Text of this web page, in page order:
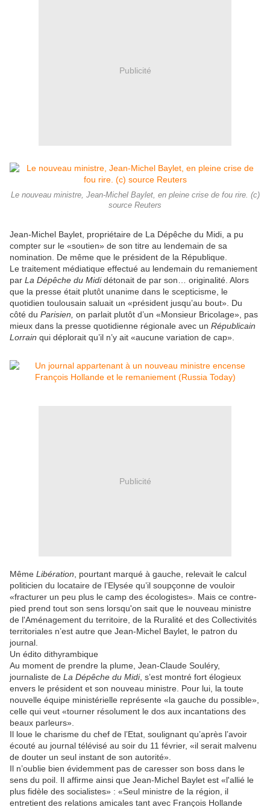
Publicité
Le nouveau ministre, Jean-Michel Baylet, en pleine crise de fou rire. (c)
source Reuters
Jean-Michel Baylet, propriétaire de La Dépêche du Midi, a pu
compter sur le «soutien» de son titre au lendemain de sa
nomination. De même que le président de la République.
Le traitement médiatique effectué au lendemain du remaniement
par La Dépêche du Mididétonait de par son… originalité. Alors
que la presse était plutôt unanime dans le scepticisme, le
quotidien toulousain saluait un «président jusqu’au bout». Du
côté du Parisien, on parlait plutôt d’un «Monsieur Bricolage», pas
mieux dans la presse quotidienne régionale avec un Républicain
Lorrain qui déplorait qu’il n’y ait «aucune variation de cap».
Publicité
Même Libération , pourtant marqué à gauche, relevait le calcul
politicien du locataire de l’Elysée qu’il soupçonne de vouloir
«fracturer un peu plus le camp des écologistes». Mais ce contre-
pied prend tout son sens lorsqu'on sait que le nouveau ministre
de l'Aménagement du territoire, de la Ruralité et des Collectivités
territoriales n’est autre que Jean-Michel Baylet, le patron du
journal.
Un édito dithyrambique
Au moment de prendre la plume, Jean-Claude Souléry,
journaliste de La Dépêche du Midi, s’est montré fort élogieux
envers le président et son nouveau ministre. Pour lui, la toute
nouvelle équipe ministérielle représente «la gauche du possible»,
celle qui veut «tourner résolument le dos aux incantations des
beaux parleurs».
Il loue le charisme du chef de l’Etat, soulignant qu’après l’avoir
écouté au journal télévisé au soir du 11 février, «il serait malvenu
de douter un seul instant de son autorité».
Il n’oublie bien évidemment pas de caresser son boss dans le
sens du poil. Il affirme ainsi que Jean-Michel Baylet est «l'allié le
plus fidèle des socialistes» : «Seul ministre de la région, il
entretient des relations amicales tant avec François Hollande